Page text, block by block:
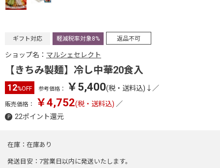
ギフト対応 軽減税率対象8% 返品不可
ショップ名： マルシェセレクト
【きちみ製麺】冷し中華20食入
12%OFF 参考価格： ￥5,400(税・送料込)↓ ／
販売価格： ￥4,752(税・送料込) ／
22ポイント還元
在庫 在庫あり
発送目安 7営業日以内に発送いたします。